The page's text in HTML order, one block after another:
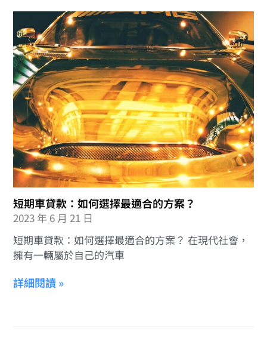
短期車貸款：如何選擇最適合的方案？
2023 年 6 月 21 日
短期車貸款：如何選擇最適合的方案？ 在現代社會，
擁有一輛屬於自己的汽車
詳細閱讀 »